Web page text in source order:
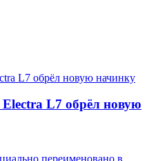
L7 обрёл новую